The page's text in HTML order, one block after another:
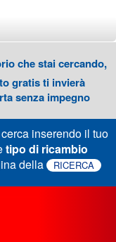
che stai cercando,
gratis ti invierà
senza impegno
inserendo il tuo
tipo di ricambio
della RICERCA